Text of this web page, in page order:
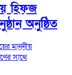
হিফজ
অনুষ্ঠিত